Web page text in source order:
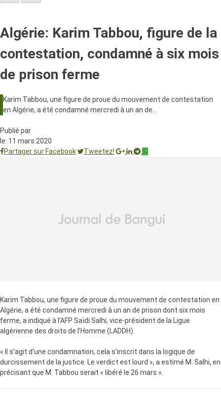
Algérie: Karim Tabbou, figure de la
contestation, condamné à six mois
de prison ferme
Karim Tabbou, une figure de proue du mouvement de contestation
en Algérie, a été condamné mercredi à un an de…
Publié par
le: 11 mars 2020
Partager sur Facebook
Tweetez!
Karim Tabbou, une figure de proue du mouvement de contestation en
Algérie, a été condamné mercredi à un an de prison dont six mois
ferme, a indiqué à l’AFP Saïdi Salhi, vice-président de la Ligue
algérienne des droits de l’Homme (LADDH).
« Il s’agit d’une condamnation, cela s’inscrit dans la logique de
durcissement de la justice. Le verdict est lourd », a estimé M. Salhi, en
précisant que M. Tabbou serait « libéré le 26 mars ».